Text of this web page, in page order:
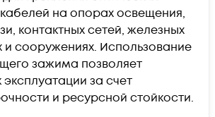
на опорах освещения,
контактных сетей, железных
и сооружениях. Использование
зажима позволяет
за счет
и ресурсной стойкости.